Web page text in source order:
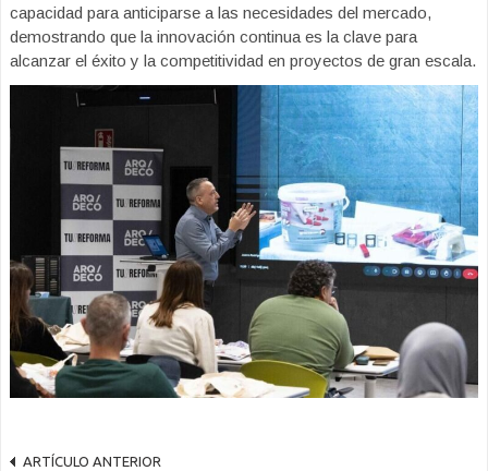
capacidad para anticiparse a las necesidades del mercado,
demostrando que la innovación continua es la clave para
alcanzar el éxito y la competitividad en proyectos de gran escala.
ARTÍCULO ANTERIOR